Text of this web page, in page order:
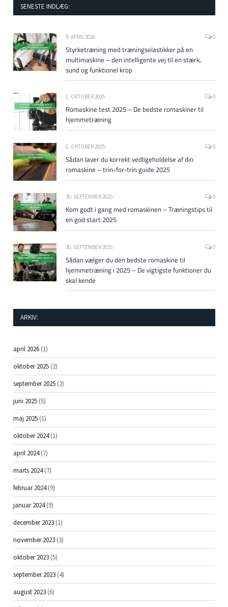
SENESTE INDLÆG:
9. APRIL 2026 0
Styrketræning med træningselastikker på en
multimaskine – den intelligente vej til en stærk,
sund og funktionel krop
1. OKTOBER 2025 0
Romaskine test 2025 – De bedste romaskiner til
hjemmetræning
1. OKTOBER 2025 0
Sådan laver du korrekt vedligeholdelse af din
romaskine – trin-for-trin guide 2025
30. SEPTEMBER 2025 0
Kom godt i gang med romaskinen – Træningstips til
en god start 2025
30. SEPTEMBER 2025 0
Sådan vælger du den bedste romaskine til
hjemmetræning i 2025 – De vigtigste funktioner du
skal kende
ARKIV:
april 2026 (1)
oktober 2025 (2)
september 2025 (2)
juni 2025 (5)
maj 2025 (1)
oktober 2024(1)
april 2024(7)
marts 2024(7)
februar 2024(9)
januar 2024(9)
december 2023 (1)
november 2023 (3)
oktober 2023 (5)
september 2023 (4)
august 2023 (6)